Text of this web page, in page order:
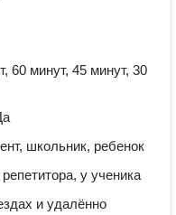
60 минут, 45 минут, 30
школьник, ребенок
у ученика
и удалённо